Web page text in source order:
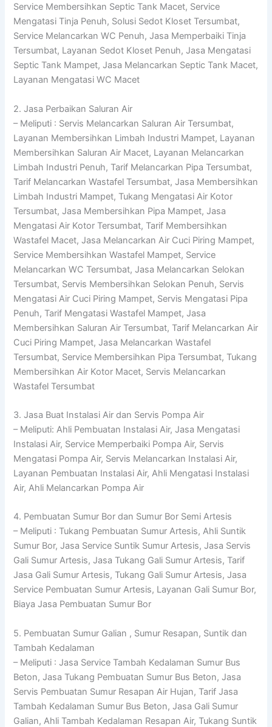
Service Membersihkan Septic Tank Macet, Service
Mengatasi Tinja Penuh, Solusi Sedot Kloset Tersumbat,
Service Melancarkan WC Penuh, Jasa Memperbaiki Tinja
Tersumbat, Layanan Sedot Kloset Penuh, Jasa Mengatasi
Septic Tank Mampet, Jasa Melancarkan Septic Tank Macet,
Layanan Mengatasi WC Macet
2. Jasa Perbaikan Saluran Air
– Meliputi : Servis Melancarkan Saluran Air Tersumbat,
Layanan Membersihkan Limbah Industri Mampet, Layanan
Membersihkan Saluran Air Macet, Layanan Melancarkan
Limbah Industri Penuh, Tarif Melancarkan Pipa Tersumbat,
Tarif Melancarkan Wastafel Tersumbat, Jasa Membersihkan
Limbah Industri Mampet, Tukang Mengatasi Air Kotor
Tersumbat, Jasa Membersihkan Pipa Mampet, Jasa
Mengatasi Air Kotor Tersumbat, Tarif Membersihkan
Wastafel Macet, Jasa Melancarkan Air Cuci Piring Mampet,
Service Membersihkan Wastafel Mampet, Service
Melancarkan WC Tersumbat, Jasa Melancarkan Selokan
Tersumbat, Servis Membersihkan Selokan Penuh, Servis
Mengatasi Air Cuci Piring Mampet, Servis Mengatasi Pipa
Penuh, Tarif Mengatasi Wastafel Mampet, Jasa
Membersihkan Saluran Air Tersumbat, Tarif Melancarkan Air
Cuci Piring Mampet, Jasa Melancarkan Wastafel
Tersumbat, Service Membersihkan Pipa Tersumbat, Tukang
Membersihkan Air Kotor Macet, Servis Melancarkan
Wastafel Tersumbat
3. Jasa Buat Instalasi Air dan Servis Pompa Air
– Meliputi: Ahli Pembuatan Instalasi Air, Jasa Mengatasi
Instalasi Air, Service Memperbaiki Pompa Air, Servis
Mengatasi Pompa Air, Servis Melancarkan Instalasi Air,
Layanan Pembuatan Instalasi Air, Ahli Mengatasi Instalasi
Air, Ahli Melancarkan Pompa Air
4. Pembuatan Sumur Bor dan Sumur Bor Semi Artesis
– Meliputi : Tukang Pembuatan Sumur Artesis, Ahli Suntik
Sumur Bor, Jasa Service Suntik Sumur Artesis, Jasa Servis
Gali Sumur Artesis, Jasa Tukang Gali Sumur Artesis, Tarif
Jasa Gali Sumur Artesis, Tukang Gali Sumur Artesis, Jasa
Service Pembuatan Sumur Artesis, Layanan Gali Sumur Bor,
Biaya Jasa Pembuatan Sumur Bor
5. Pembuatan Sumur Galian , Sumur Resapan, Suntik dan
Tambah Kedalaman
– Meliputi : Jasa Service Tambah Kedalaman Sumur Bus
Beton, Jasa Tukang Pembuatan Sumur Bus Beton, Jasa
Servis Pembuatan Sumur Resapan Air Hujan, Tarif Jasa
Tambah Kedalaman Sumur Bus Beton, Jasa Gali Sumur
Galian, Ahli Tambah Kedalaman Resapan Air, Tukang Suntik